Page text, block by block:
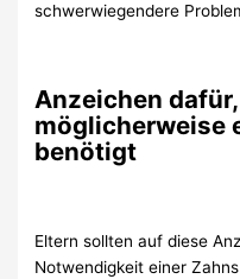
schwerwiegendere
Anzeichen
möglicherweise
benötigt
Eltern sollten auf diese
Notwendigkeit einer